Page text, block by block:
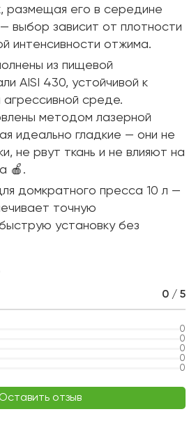
размещая его в середине
выбор зависит от плотности
интенсивности отжима.
из пищевой
AISI 430, устойчивой к
среде.
методом лазерной
идеально гладкие — они не
не рвут ткань и не влияют на
🍎.
домкратного пресса 10 л —
точную
установку без
0 / 5
0
0
0
0
0
Оставить отзыв